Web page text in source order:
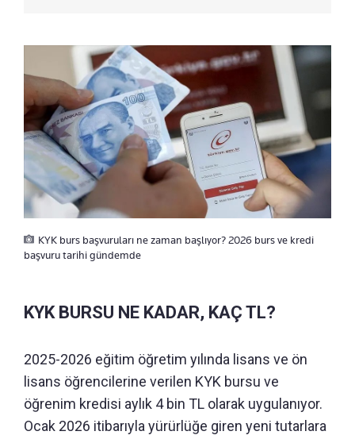
KYK burs başvuruları ne zaman başlıyor? 2026 burs ve kredi
başvuru tarihi gündemde
KYK BURSU NE KADAR, KAÇ TL?
2025-2026 eğitim öğretim yılında lisans ve ön
lisans öğrencilerine verilen KYK bursu ve
öğrenim kredisi aylık 4 bin TL olarak uygulanıyor.
Ocak 2026 itibarıyla yürürlüğe giren yeni tutarlara